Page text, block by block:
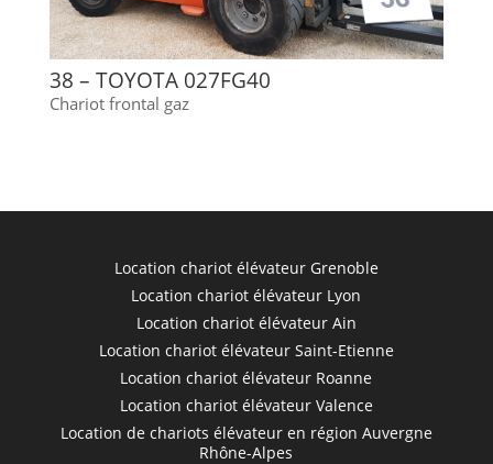
38 – TOYOTA 027FG40
Chariot frontal gaz
Location chariot élévateur Grenoble
Location chariot élévateur Lyon
Location chariot élévateur Ain
Location chariot élévateur Saint-Etienne
Location chariot élévateur Roanne
Location chariot élévateur Valence
Location de chariots élévateur en région Auvergne
Rhône-Alpes